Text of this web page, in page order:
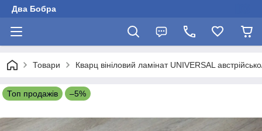
Два Бобра
Товари Кварц вініловий ламінат UNIVERSAL
Топ продажів –5%